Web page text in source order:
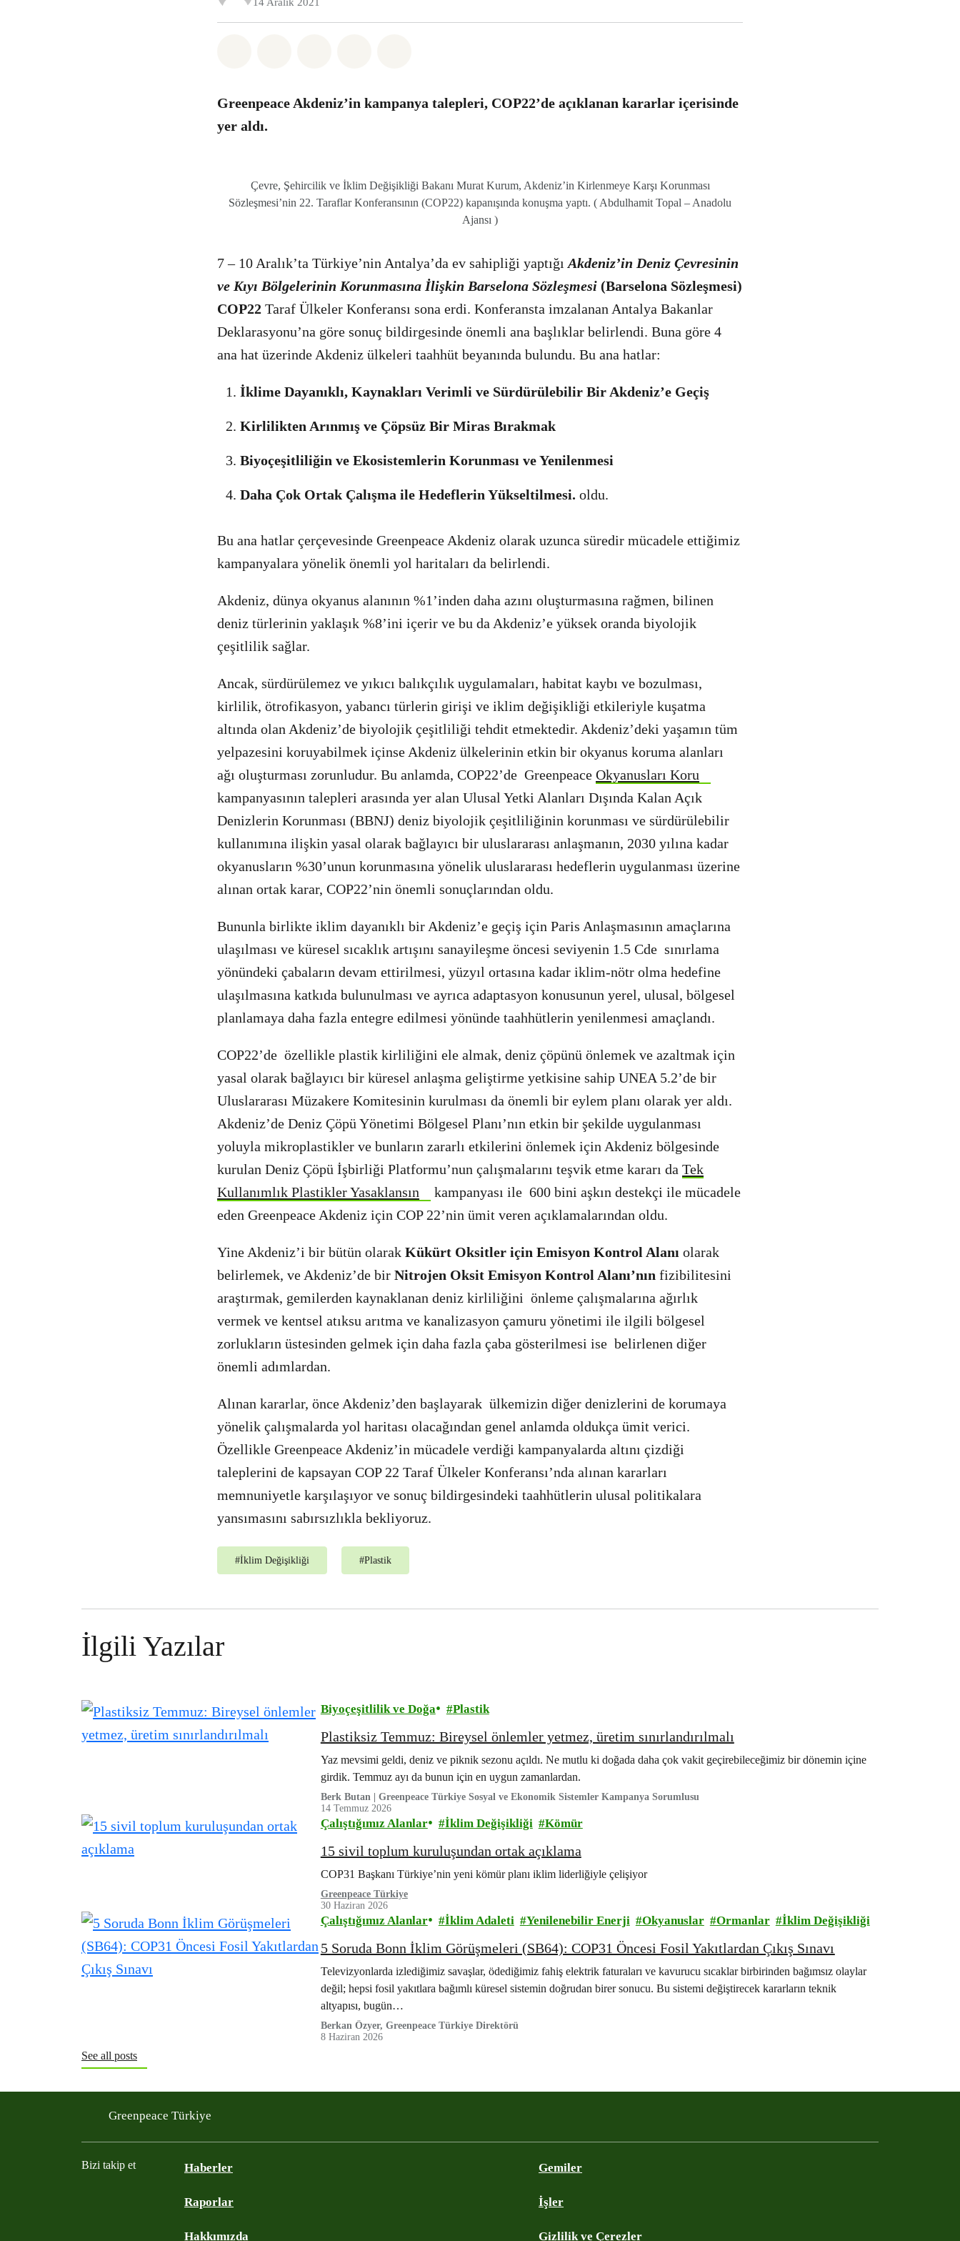
Greenpeace Akdeniz’in kampanya talepleri, COP22’de açıklanan kararlar içerisinde
yer aldı.
Çevre, Şehircilik ve İklim Değişikliği Bakanı Murat Kurum, Akdeniz’in Kirlenmeye Karşı Korunması
Sözleşmesi’nin 22. Taraflar Konferansının (COP22) kapanışında konuşma yaptı. ( Abdulhamit Topal – Anadolu
Ajansı )
7 – 10 Aralık’ta Türkiye’nin Antalya’da ev sahipliği yaptığı Akdeniz’in Deniz Çevresinin
ve Kıyı Bölgelerinin Korunmasına İlişkin Barselona Sözleşmesi (Barselona Sözleşmesi)
COP22 Taraf Ülkeler Konferansı sona erdi. Konferansta imzalanan Antalya Bakanlar
Deklarasyonu’na göre sonuç bildirgesinde önemli ana başlıklar belirlendi. Buna göre 4
ana hat üzerinde Akdeniz ülkeleri taahhüt beyanında bulundu. Bu ana hatlar:
İklime Dayanıklı, Kaynakları Verimli ve Sürdürülebilir Bir Akdeniz’e Geçiş
Kirlilikten Arınmış ve Çöpsüz Bir Miras Bırakmak
Biyoçeşitliliğin ve Ekosistemlerin Korunması ve Yenilenmesi
Daha Çok Ortak Çalışma ile Hedeflerin Yükseltilmesi. oldu.
Bu ana hatlar çerçevesinde Greenpeace Akdeniz olarak uzunca süredir mücadele ettiğimiz
kampanyalara yönelik önemli yol haritaları da belirlendi.
Akdeniz, dünya okyanus alanının %1’inden daha azını oluşturmasına rağmen, bilinen
deniz türlerinin yaklaşık %8’ini içerir ve bu da Akdeniz’e yüksek oranda biyolojik
çeşitlilik sağlar.
Ancak, sürdürülemez ve yıkıcı balıkçılık uygulamaları, habitat kaybı ve bozulması,
kirlilik, ötrofikasyon, yabancı türlerin girişi ve iklim değişikliği etkileriyle kuşatma
altında olan Akdeniz’de biyolojik çeşitliliği tehdit etmektedir. Akdeniz’deki yaşamın tüm
yelpazesini koruyabilmek içinse Akdeniz ülkelerinin etkin bir okyanus koruma alanları
ağı oluşturması zorunludur. Bu anlamda, COP22’de Greenpeace Okyanusları Koru
kampanyasının talepleri arasında yer alan Ulusal Yetki Alanları Dışında Kalan Açık
Denizlerin Korunması (BBNJ) deniz biyolojik çeşitliliğinin korunması ve sürdürülebilir
kullanımına ilişkin yasal olarak bağlayıcı bir uluslararası anlaşmanın, 2030 yılına kadar
okyanusların %30’unun korunmasına yönelik uluslararası hedeflerin uygulanması üzerine
alınan ortak karar, COP22’nin önemli sonuçlarından oldu.
Bununla birlikte iklim dayanıklı bir Akdeniz’e geçiş için Paris Anlaşmasının amaçlarına
ulaşılması ve küresel sıcaklık artışını sanayileşme öncesi seviyenin 1.5 Cde sınırlama
yönündeki çabaların devam ettirilmesi, yüzyıl ortasına kadar iklim-nötr olma hedefine
ulaşılmasına katkıda bulunulması ve ayrıca adaptasyon konusunun yerel, ulusal, bölgesel
planlamaya daha fazla entegre edilmesi yönünde taahhütlerin yenilenmesi amaçlandı.
COP22’de özellikle plastik kirliliğini ele almak, deniz çöpünü önlemek ve azaltmak için
yasal olarak bağlayıcı bir küresel anlaşma geliştirme yetkisine sahip UNEA 5.2’de bir
Uluslararası Müzakere Komitesinin kurulması da önemli bir eylem planı olarak yer aldı.
Akdeniz’de Deniz Çöpü Yönetimi Bölgesel Planı’nın etkin bir şekilde uygulanması
yoluyla mikroplastikler ve bunların zararlı etkilerini önlemek için Akdeniz bölgesinde
kurulan Deniz Çöpü İşbirliği Platformu’nun çalışmalarını teşvik etme kararı da Tek
Kullanımlık Plastikler Yasaklansın
kampanyası ile 600 bini aşkın destekçi ile mücadele
eden Greenpeace Akdeniz için COP 22’nin ümit veren açıklamalarından oldu.
Yine Akdeniz’i bir bütün olarak Kükürt Oksitler için Emisyon Kontrol Alanı olarak
belirlemek, ve Akdeniz’de bir Nitrojen Oksit Emisyon Kontrol Alanı’nın fizibilitesini
araştırmak, gemilerden kaynaklanan deniz kirliliğini önleme çalışmalarına ağırlık
vermek ve kentsel atıksu arıtma ve kanalizasyon çamuru yönetimi ile ilgili bölgesel
zorlukların üstesinden gelmek için daha fazla çaba gösterilmesi ise belirlenen diğer
önemli adımlardan.
Alınan kararlar, önce Akdeniz’den başlayarak ülkemizin diğer denizlerini de korumaya
yönelik çalışmalarda yol haritası olacağından genel anlamda oldukça ümit verici.
Özellikle Greenpeace Akdeniz’in mücadele verdiği kampanyalarda altını çizdiği
taleplerini de kapsayan COP 22 Taraf Ülkeler Konferansı’nda alınan kararları
memnuniyetle karşılaşıyor ve sonuç bildirgesindeki taahhütlerin ulusal politikalara
yansımasını sabırsızlıkla bekliyoruz.
#İklim Değişikliği #Plastik
İlgili Yazılar
Biyoçeşitlilik ve Doğa Plastik
Plastiksiz Temmuz: Bireysel önlemler yetmez, üretim sınırlandırılmalı
Yaz mevsimi geldi, deniz ve piknik sezonu açıldı. Ne mutlu ki doğada daha çok vakit geçirebileceğimiz bir dönemin içine
girdik. Temmuz ayı da bunun için en uygun zamanlardan.
Berk Butan | Greenpeace Türkiye Sosyal ve Ekonomik Sistemler Kampanya Sorumlusu
14 Temmuz 2026
Çalıştığımız Alanlar İklim Değişikliği Kömür
15 sivil toplum kuruluşundan ortak açıklama
COP31 Başkanı Türkiye’nin yeni kömür planı iklim liderliğiyle çelişiyor
Greenpeace Türkiye
30 Haziran 2026
Çalıştığımız Alanlar İklim Adaleti Yenilenebilir Enerji Okyanuslar Ormanlar İklim Değişikliği
5 Soruda Bonn İklim Görüşmeleri (SB64): COP31 Öncesi Fosil Yakıtlardan Çıkış Sınavı
Televizyonlarda izlediğimiz savaşlar, ödediğimiz fahiş elektrik faturaları ve kavurucu sıcaklar birbirinden bağımsız olaylar
değil; hepsi fosil yakıtlara bağımlı küresel sistemin doğrudan birer sonucu. Bu sistemi değiştirecek kararların teknik
altyapısı, bugün…
Berkan Özyer, Greenpeace Türkiye Direktörü
8 Haziran 2026
See all posts
Greenpeace Türkiye
Bizi takip et Haberler
Raporlar
Hakkımızda
Gemiler
İşler
Gizlilik ve Çerezler